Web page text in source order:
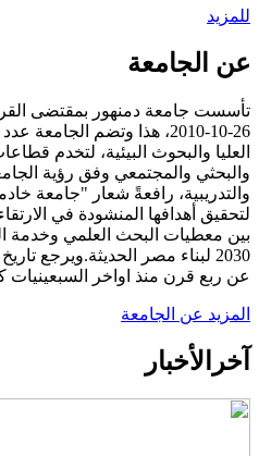
للمزيد
عن الجامعة
العليا والبحوث البيئية، لتخدم
والبحثي والمجتمعي وفق رؤية
والتدريبية، رافعةً شعار "جامعة
لتحقيق أهدافها المنشودة في
بين معطيات البحث العلمي وخدمة
2030 لبناء مصر الحديثة.ويرجع
عن ربع قرن منذ اواخر السبعينيات
المزيد عن الجامعة
آخر الأخبار